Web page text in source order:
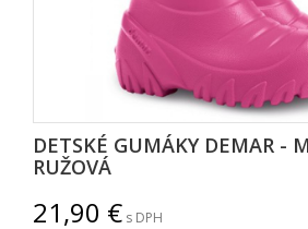
DETSKÉ GUMÁKY DEMAR -
RUŽOVÁ
21,90
s DPH